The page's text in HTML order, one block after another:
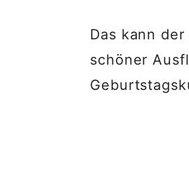
Das kann
schöner